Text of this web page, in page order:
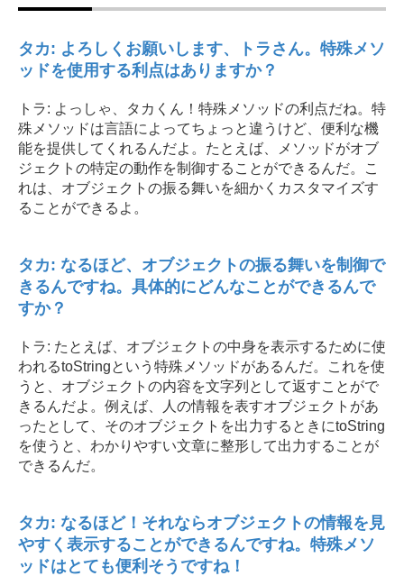
タカ: よろしくお願いします、トラさん。特殊メソ
ッドを使用する利点はありますか？
トラ: よっしゃ、タカくん！特殊メソッドの利点だね。特
殊メソッドは言語によってちょっと違うけど、便利な機
能を提供してくれるんだよ。たとえば、メソッドがオブ
ジェクトの特定の動作を制御することができるんだ。こ
れは、オブジェクトの振る舞いを細かくカスタマイズす
ることができるよ。
タカ: なるほど、オブジェクトの振る舞いを制御で
きるんですね。具体的にどんなことができるんで
すか？
トラ: たとえば、オブジェクトの中身を表示するために使
われるtoStringという特殊メソッドがあるんだ。これを使
うと、オブジェクトの内容を文字列として返すことがで
きるんだよ。例えば、人の情報を表すオブジェクトがあ
ったとして、そのオブジェクトを出力するときにtoString
を使うと、わかりやすい文章に整形して出力することが
できるんだ。
タカ: なるほど！それならオブジェクトの情報を見
やすく表示することができるんですね。特殊メソ
ッドはとても便利そうですね！